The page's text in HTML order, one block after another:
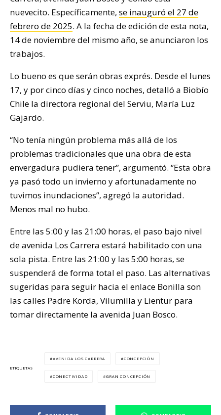
nuevecito. Específicamente, se inauguró el 27 de
febrero de 2025. A la fecha de edición de esta nota,
14 de noviembre del mismo año, se anunciaron los
trabajos.
Lo bueno es que serán obras exprés. Desde el lunes
17, y por cinco días y cinco noches, detalló a Biobío
Chile la directora regional del Serviu, María Luz
Gajardo.
“No tenía ningún problema más allá de los
problemas tradicionales que una obra de esta
envergadura pudiera tener”, argumentó. “Esta obra
ya pasó todo un invierno y afortunadamente no
tuvimos inundaciones”, agregó la autoridad.
Menos mal no hubo.
Entre las 5:00 y las 21:00 horas, el paso bajo nivel
de avenida Los Carrera estará habilitado con una
sola pista. Entre las 21:00 y las 5:00 horas, se
suspenderá de forma total el paso. Las alternativas
sugeridas para seguir hacia el enlace Bonilla son
las calles Padre Korda, Vilumilla y Lientur para
tomar directamente la avenida Juan Bosco.
ETIQUETAS
AVENIDA LOS CARRERA CONCEPCIÓN
CONECTIVIDAD GRAN CONCEPCIÓN